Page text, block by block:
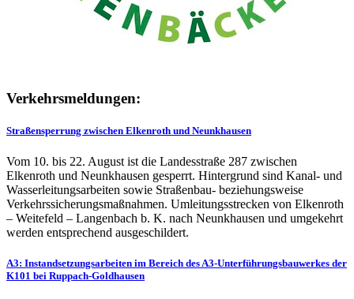
Verkehrsmeldungen:
Straßensperrung zwischen Elkenroth und Neunkhausen
Vom 10. bis 22. August ist die Landesstraße 287 zwischen
Elkenroth und Neunkhausen gesperrt. Hintergrund sind Kanal- und
Wasserleitungsarbeiten sowie Straßenbau- beziehungsweise
Verkehrssicherungsmaßnahmen. Umleitungsstrecken von Elkenroth
– Weitefeld – Langenbach b. K. nach Neunkhausen und umgekehrt
werden entsprechend ausgeschildert.
A3: Instandsetzungsarbeiten im Bereich des A3-Unterführungsbauwerkes der
K101 bei Ruppach-Goldhausen